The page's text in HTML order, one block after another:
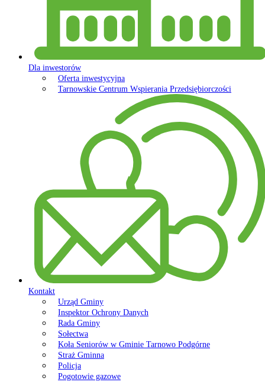
Dla inwestorów
Oferta inwestycyjna
Tarnowskie Centrum Wspierania Przedsiębiorczości
Kontakt
Urząd Gminy
Inspektor Ochrony Danych
Rada Gminy
Sołectwa
Koła Seniorów w Gminie Tarnowo Podgórne
Straż Gminna
Policja
Pogotowie gazowe